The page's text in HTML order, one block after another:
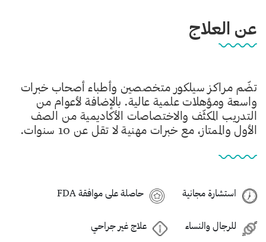
عن العلاج
تضّم مراكز سيلكور متخصصين وأطباء أصحاب خبرات
واسعة ومؤهلات علمية عالية. بالإضافة لأعوام من
التدريب المكثّف والاختصاصات الأكاديمية من الصف
الأول والممتاز، مع خبرات مهنية لا تقل عن 10 سنوات.
استشارة مجانية حاصلة على موافقة FDA
للرجال والنساء علاج غير جراحي